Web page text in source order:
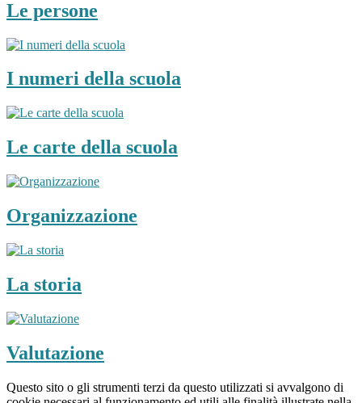
Le persone
I numeri della scuola
Le carte della scuola
Organizzazione
La storia
Valutazione
Questo sito o gli strumenti terzi da questo utilizzati si avvalgono di